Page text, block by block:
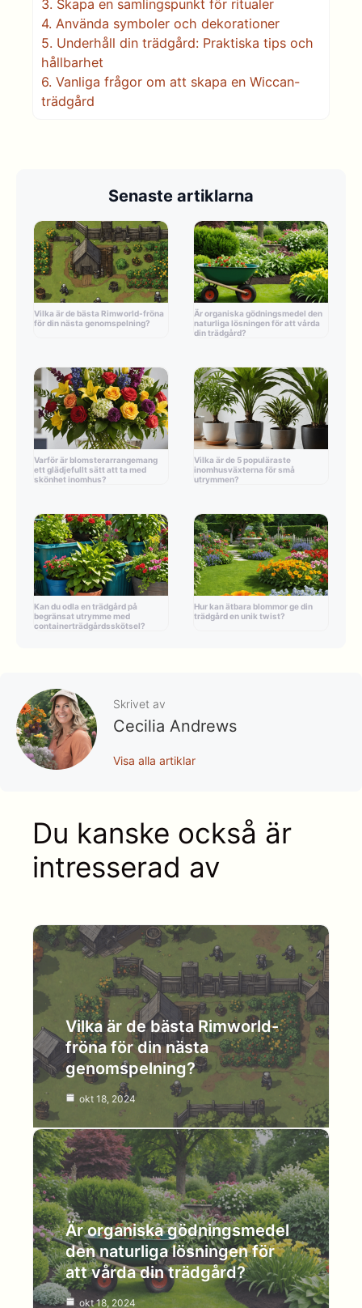
3. Skapa en samlingspunkt för ritualer
4. Använda symboler och dekorationer
5. Underhåll din trädgård: Praktiska tips och
hållbarhet
6. Vanliga frågor om att skapa en Wiccan-
trädgård
Senaste artiklarna
Vilka är de bästa Rimworld-fröna
för din nästa genomspelning?
Är organiska gödningsmedel den
naturliga lösningen för att vårda
din trädgård?
Varför är blomsterarrangemang
ett glädjefullt sätt att ta med
skönhet inomhus?
Vilka är de 5 populäraste
inomhusväxterna för små
utrymmen?
Kan du odla en trädgård på
begränsat utrymme med
containerträdgårdsskötsel?
Hur kan ätbara blommor ge din
trädgård en unik twist?
Skrivet av
Cecilia Andrews
Visa alla artiklar
Du kanske också är
intresserad av
Vilka är de bästa Rimworld-
fröna för din nästa
genomspelning?
okt 18, 2024
Är organiska gödningsmedel
den naturliga lösningen för
att vårda din trädgård?
okt 18, 2024